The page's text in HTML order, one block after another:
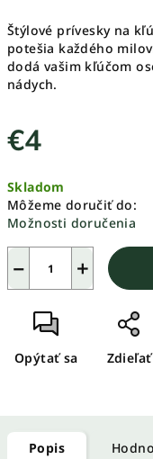
Štýlové prívesky na
potešia každého
dodá vašim kľúčom
nádych.
€4
cena:
Skladom
Môžeme doručiť do:
Možnosti doručenia
+
−
Opýtať sa Zdieľať
Popis